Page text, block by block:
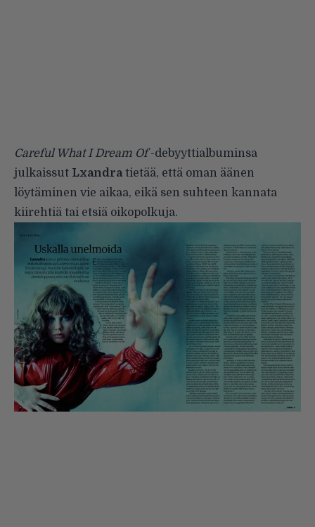
Careful What I Dream Of-debyyttialbuminsa
julkaissut Lxandratietää, että oman äänen
löytäminen vie aikaa, eikä sen suhteen kannata
kiirehtiä tai etsiä oikopolkuja.